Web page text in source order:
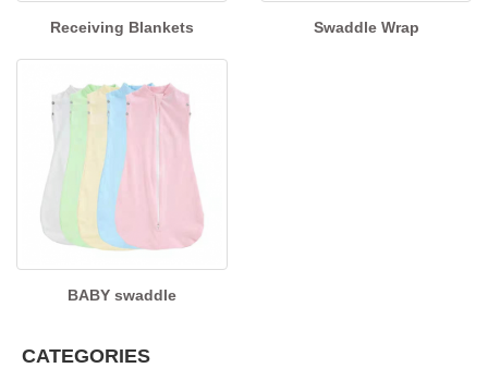
Receiving Blankets Swaddle Wrap
BABY swaddle
CATEGORIES